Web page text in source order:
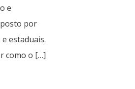
e
por
estaduais.
como o […]